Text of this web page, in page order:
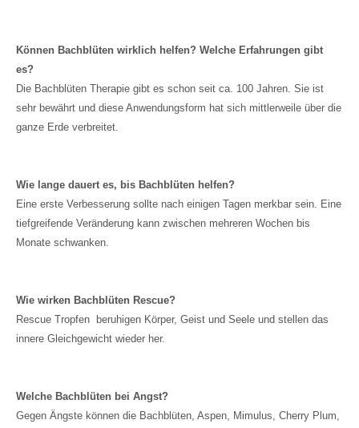
Können Bachblüten wirklich helfen? Welche Erfahrungen gibt
es?
Die Bachblüten Therapie gibt es schon seit ca. 100 Jahren. Sie ist
sehr bewährt und diese Anwendungsform hat sich mittlerweile über die
ganze Erde verbreitet.
Wie lange dauert es, bis Bachblüten helfen?
Eine erste Verbesserung sollte nach einigen Tagen merkbar sein. Eine
tiefgreifende Veränderung kann zwischen mehreren Wochen bis
Monate schwanken.
Wie wirken Bachblüten Rescue?
Rescue Tropfen beruhigen Körper, Geist und Seele und stellen das
innere Gleichgewicht wieder her.
Welche Bachblüten bei Angst?
Gegen Ängste können die Bachblüten, Aspen, Mimulus, Cherry Plum,